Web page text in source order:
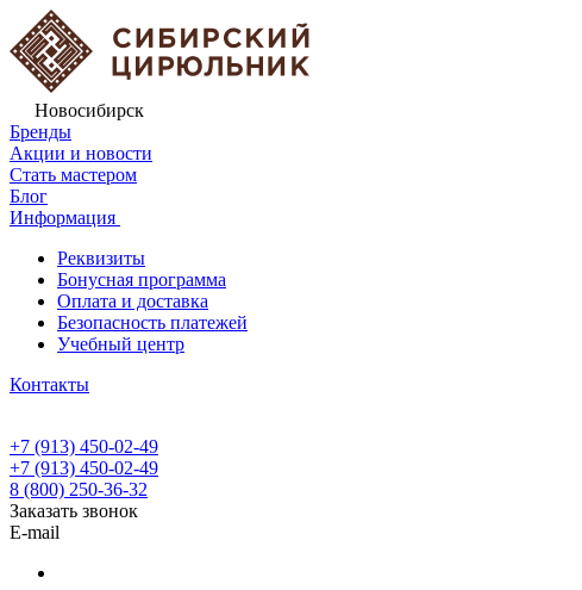
Новосибирск
Бренды
Акции и новости
Стать мастером
Блог
Информация
Реквизиты
Бонусная программа
Оплата и доставка
Безопасность платежей
Учебный центр
Контакты
+7 (913) 450-02-49
+7 (913) 450-02-49
8 (800) 250-36-32
Заказать звонок
E-mail